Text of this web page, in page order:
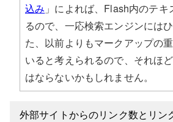
込み 」によれば、Flash内のテ
るので、一応検索エンジンには
た、以前よりもマークアップの
いると考えられるので、それほ
はならないかもしれません。
外部サイトからのリンク数とリン